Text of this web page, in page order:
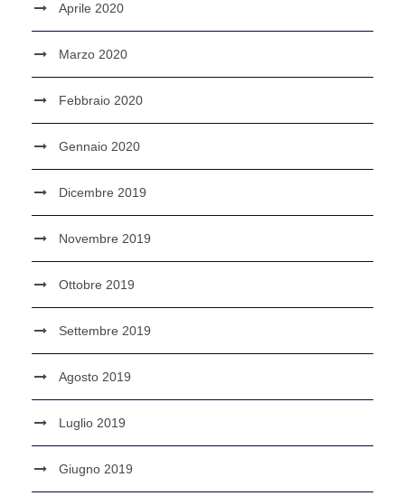
Aprile 2020
Marzo 2020
Febbraio 2020
Gennaio 2020
Dicembre 2019
Novembre 2019
Ottobre 2019
Settembre 2019
Agosto 2019
Luglio 2019
Giugno 2019